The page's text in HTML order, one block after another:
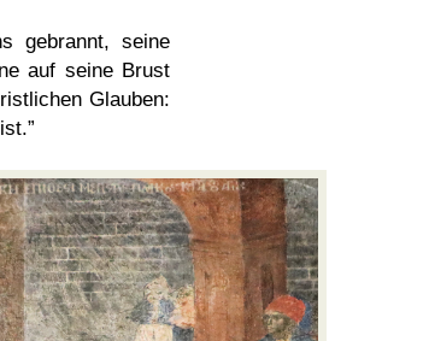
gebrannt, seine
​​auf seine Brust
Glauben: